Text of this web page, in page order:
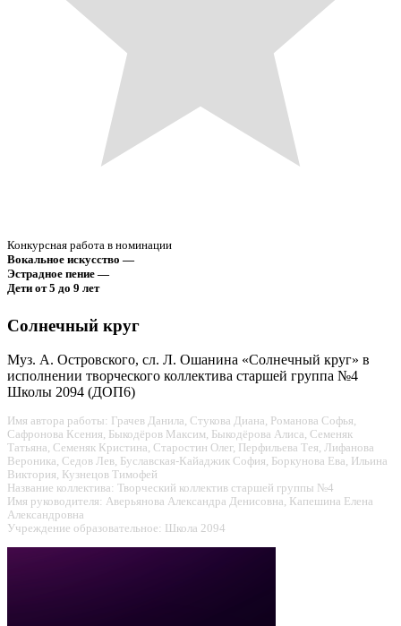
Конкурсная работа в номинации
Вокальное искусство —
Эстрадное пение —
Дети от 5 до 9 лет
Солнечный круг
Муз. А. Островского, сл. Л. Ошанина «Солнечный круг» в
исполнении творческого коллектива старшей группа №4
Школы 2094 (ДОП6)
Имя автора работы: Грачев Данила, Стукова Диана, Романова Софья,
Сафронова Ксения, Быкодёров Максим, Быкодёрова Алиса, Семеняк
Татьяна, Семеняк Кристина, Старостин Олег, Перфильева Тея, Лифанова
Вероника, Седов Лев, Буславская-Кайаджик София, Боркунова Ева, Ильина
Виктория, Кузнецов Тимофей
Название коллектива: Творческий коллектив старшей группы №4
Имя руководителя: Аверьянова Александра Денисовна, Капешина Елена
Александровна
Учреждение образовательное: Школа 2094